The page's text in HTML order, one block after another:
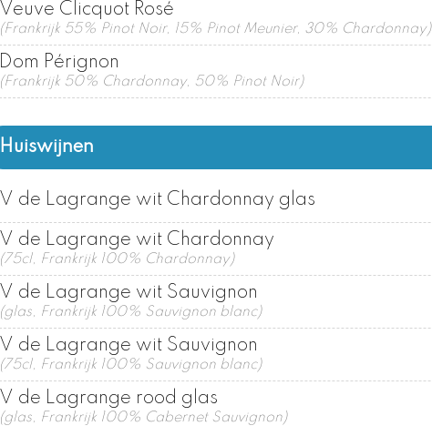
Veuve Clicquot Rosé
(Frankrijk 55% Pinot Noir, 15% Pinot Meunier, 30% Chardonnay)
Dom Pérignon
(Frankrijk 50% Chardonnay, 50% Pinot Noir)
Huiswijnen
V de Lagrange wit Chardonnay glas
V de Lagrange wit Chardonnay
(75cl, Frankrijk 100% Chardonnay)
V de Lagrange wit Sauvignon
(glas, Frankrijk 100% Sauvignon blanc)
V de Lagrange wit Sauvignon
(75cl, Frankrijk 100% Sauvignon blanc)
V de Lagrange rood glas
(glas, Frankrijk 100% Cabernet Sauvignon)